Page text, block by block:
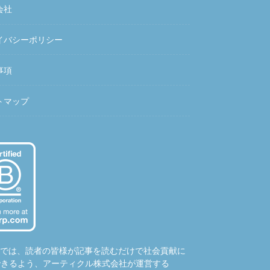
社
バシーポリシー
項
マップ
は、読者の皆様が記事を読むだけで社会貢献に
るよう、アーティクル株式会社が運営する